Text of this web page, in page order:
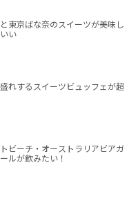
東京ばな奈のスイーツが美味し
い
れするスイーツビュッフェが超
ビーチ・オーストラリアビアガ
ルが飲みたい！